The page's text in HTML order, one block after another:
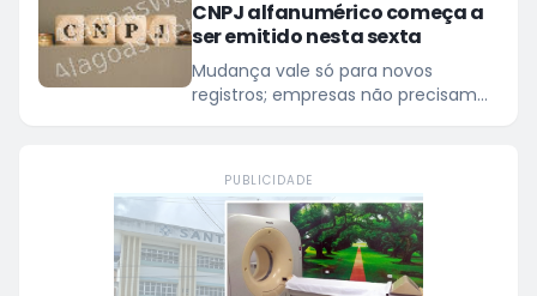
CNPJ alfanumérico começa a
ser emitido nesta sexta
Mudança vale só para novos
registros; empresas não precisam
PUBLICIDADE